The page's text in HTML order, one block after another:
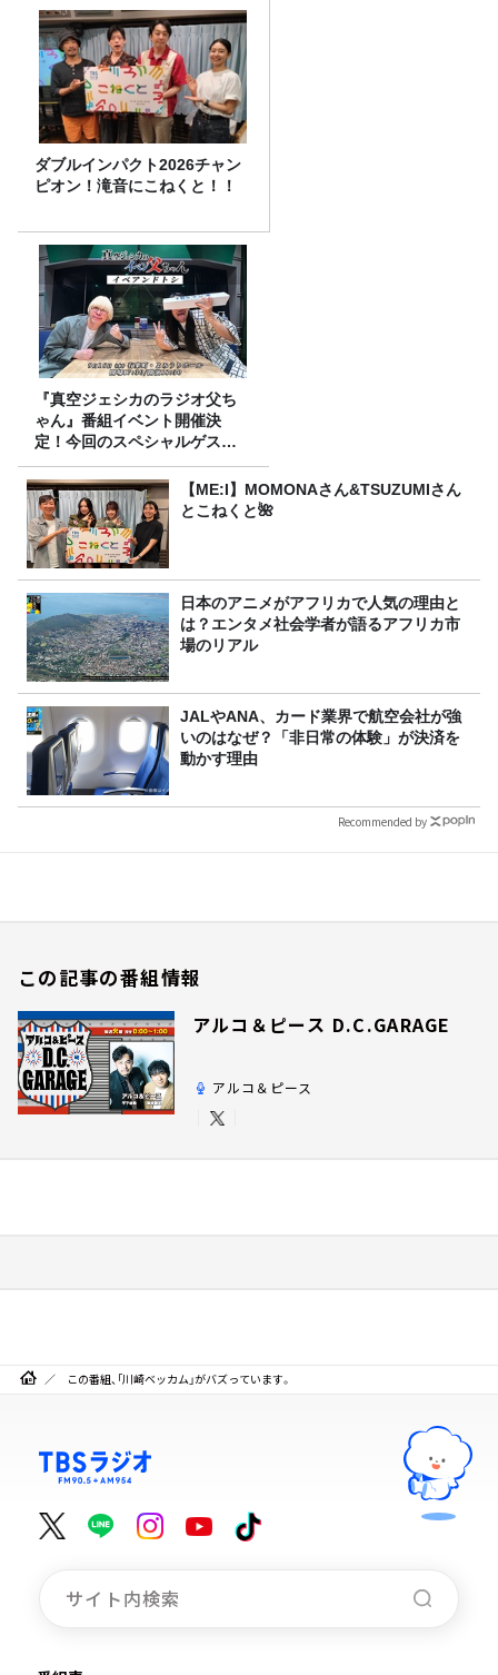
ダブルインパクト2026チャン
ピオン！滝音にこねくと！！
『真空ジェシカのラジオ父ち
ゃん』番組イベント開催決
定！今回のスペシャルゲスト
は、タカアンドトシ！
【ME:I】MOMONAさん&TSUZUMIさん
とこねくと🌺
日本のアニメがアフリカで人気の理由と
は？エンタメ社会学者が語るアフリカ市
場のリアル
JALやANA、カード業界で航空会社が強
いのはなぜ？「非日常の体験」が決済を
動かす理由
Recommended by
この記事の番組情報
アルコ＆ピース D.C.GARAGE
アルコ＆ピース
この番組、「川崎ベッカム」がバズっています。